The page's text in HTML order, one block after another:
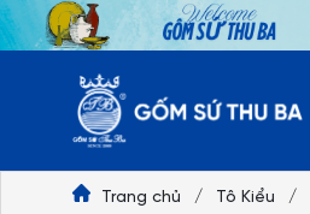
Trang chủ / Tô Kiểu /